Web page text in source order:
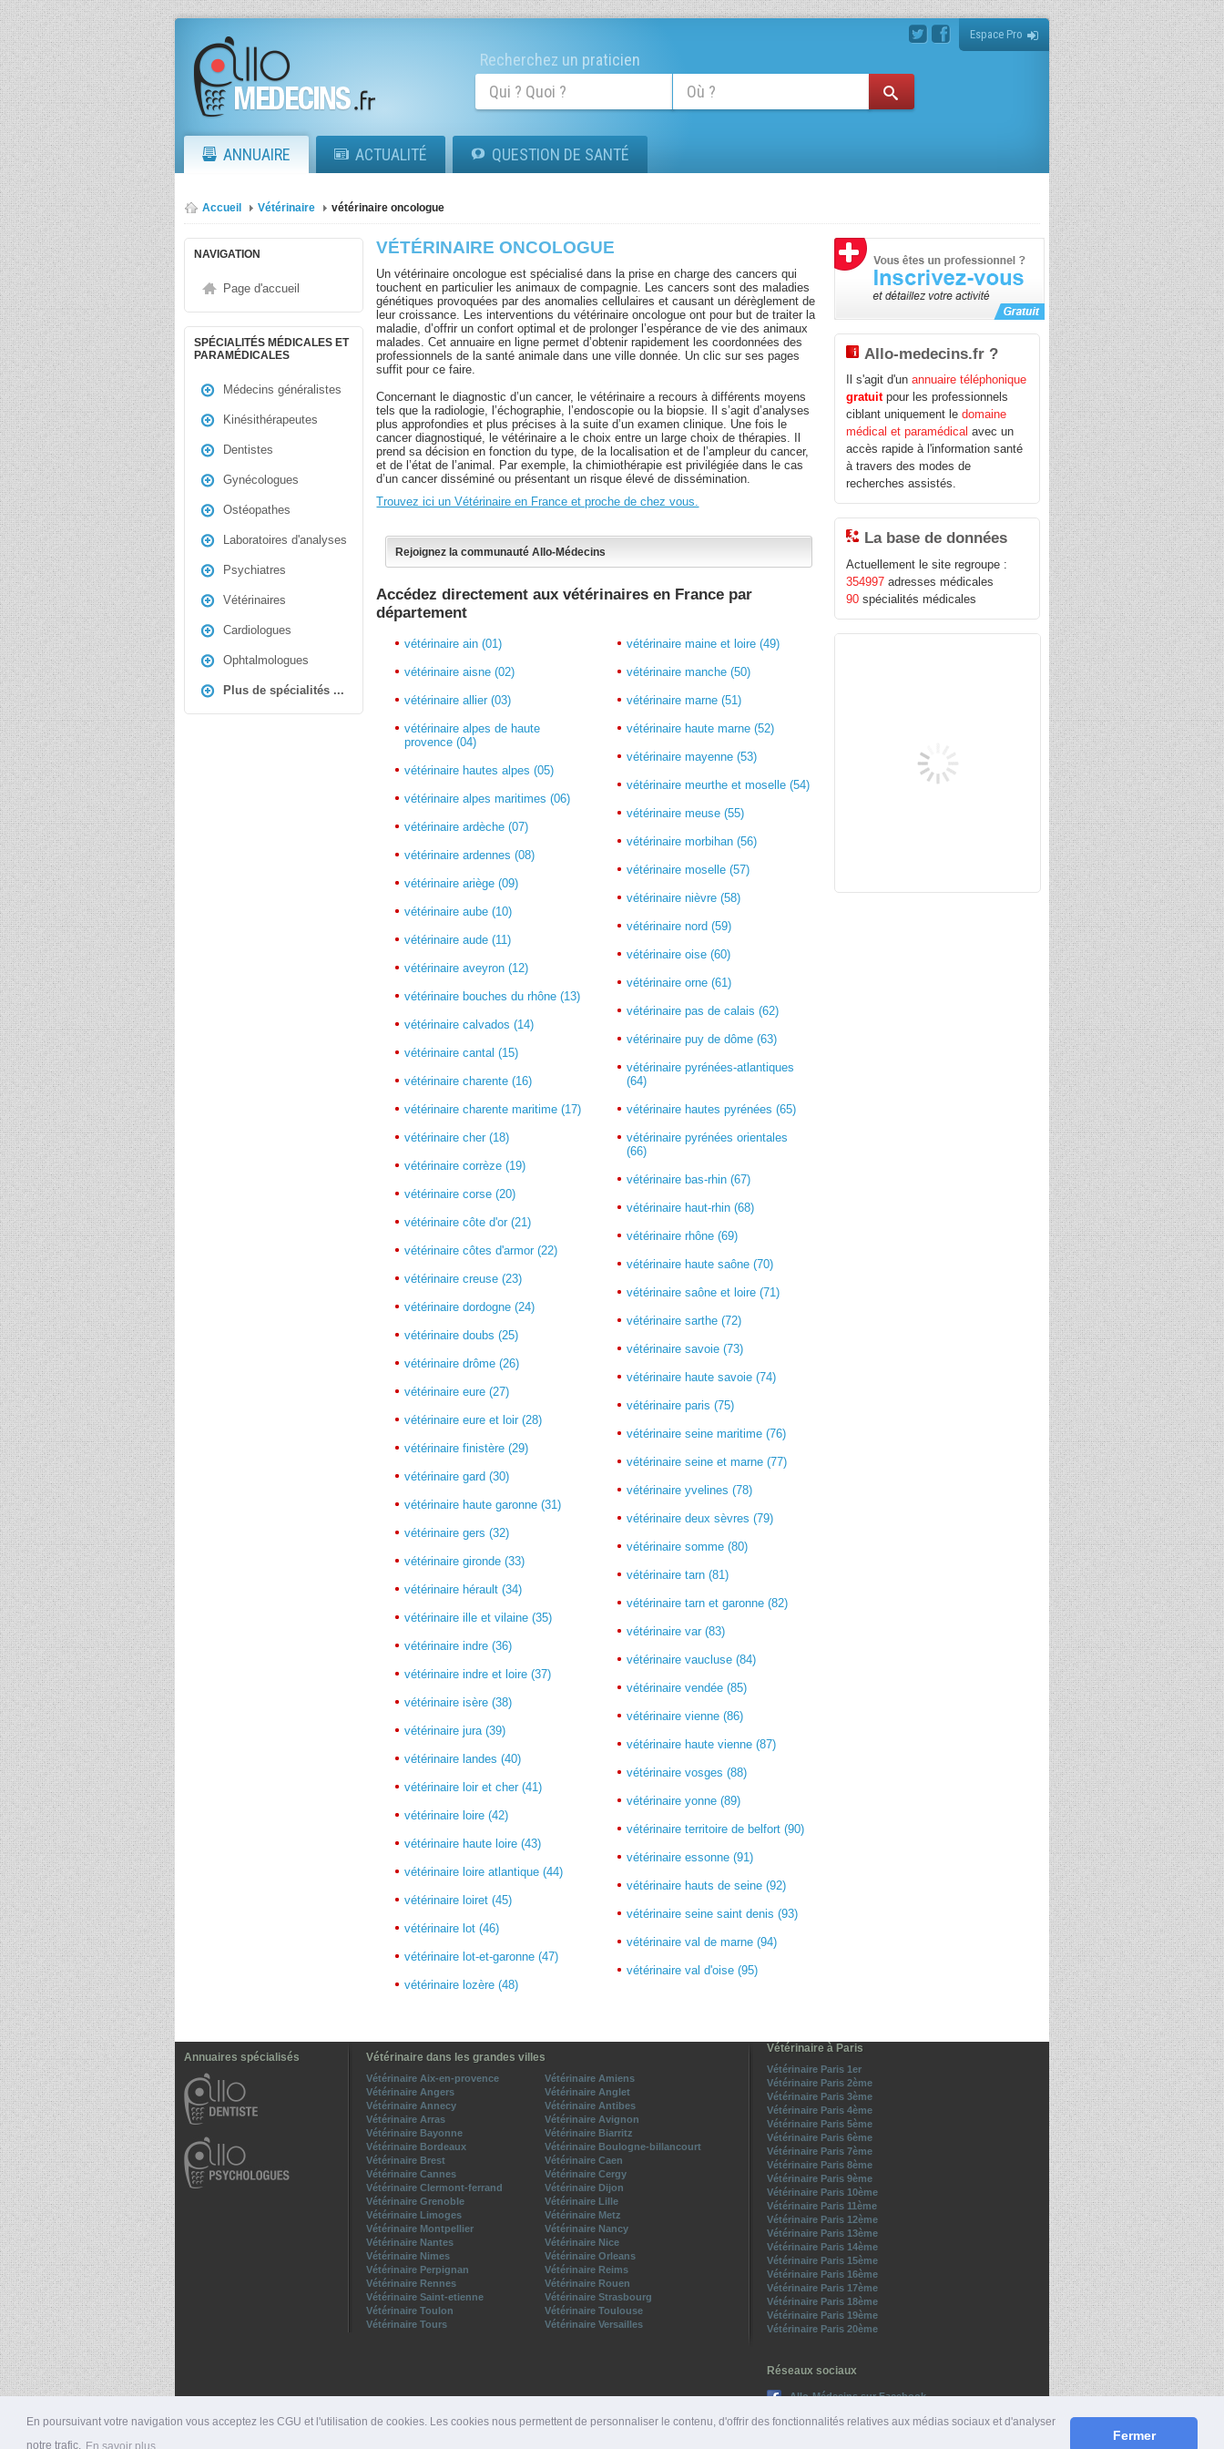
En poursuivant votre navigation vous acceptez les CGU et l'utilisation de cookies. Les cookies nous permettent de personnaliser le contenu, d'offrir des fonctionnalités relatives aux médias sociaux et d'analyser
notre trafic. En savoir plus
Fermer
Espace Pro
Recherchez un praticien
ANNUAIRE ACTUALITÉ QUESTION DE SANTÉ
Accueil Vétérinaire vétérinaire oncologue
NAVIGATION
Page d'accueil
SPÉCIALITÉS MÉDICALES ET
PARAMÉDICALES
Médecins généralistes
Kinésithérapeutes
Dentistes
Gynécologues
Ostéopathes
Laboratoires d'analyses
Psychiatres
Vétérinaires
Cardiologues
Ophtalmologues
Plus de spécialités ...
VÉTÉRINAIRE ONCOLOGUE
Un vétérinaire oncologue est spécialisé dans la prise en charge des cancers qui
touchent en particulier les animaux de compagnie. Les cancers sont des maladies
génétiques provoquées par des anomalies cellulaires et causant un dérèglement de
leur croissance. Les interventions du vétérinaire oncologue ont pour but de traiter la
maladie, d’offrir un confort optimal et de prolonger l’espérance de vie des animaux
malades. Cet annuaire en ligne permet d’obtenir rapidement les coordonnées des
professionnels de la santé animale dans une ville donnée. Un clic sur ses pages
suffit pour ce faire.
Concernant le diagnostic d’un cancer, le vétérinaire a recours à différents moyens
tels que la radiologie, l’échographie, l’endoscopie ou la biopsie. Il s’agit d’analyses
plus approfondies et plus précises à la suite d’un examen clinique. Une fois le
cancer diagnostiqué, le vétérinaire a le choix entre un large choix de thérapies. Il
prend sa décision en fonction du type, de la localisation et de l’ampleur du cancer,
et de l’état de l’animal. Par exemple, la chimiothérapie est privilégiée dans le cas
d’un cancer disséminé ou présentant un risque élevé de dissémination.
Trouvez ici un Vétérinaire en France et proche de chez vous.
Rejoignez la communauté Allo-Médecins
Accédez directement aux vétérinaires en France par
département
vétérinaire ain (01)
vétérinaire aisne (02)
vétérinaire allier (03)
vétérinaire alpes de haute
provence (04)
vétérinaire hautes alpes (05)
vétérinaire alpes maritimes (06)
vétérinaire ardèche (07)
vétérinaire ardennes (08)
vétérinaire ariège (09)
vétérinaire aube (10)
vétérinaire aude (11)
vétérinaire aveyron (12)
vétérinaire bouches du rhône (13)
vétérinaire calvados (14)
vétérinaire cantal (15)
vétérinaire charente (16)
vétérinaire charente maritime (17)
vétérinaire cher (18)
vétérinaire corrèze (19)
vétérinaire corse (20)
vétérinaire côte d'or (21)
vétérinaire côtes d'armor (22)
vétérinaire creuse (23)
vétérinaire dordogne (24)
vétérinaire doubs (25)
vétérinaire drôme (26)
vétérinaire eure (27)
vétérinaire eure et loir (28)
vétérinaire finistère (29)
vétérinaire gard (30)
vétérinaire haute garonne (31)
vétérinaire gers (32)
vétérinaire gironde (33)
vétérinaire hérault (34)
vétérinaire ille et vilaine (35)
vétérinaire indre (36)
vétérinaire indre et loire (37)
vétérinaire isère (38)
vétérinaire jura (39)
vétérinaire landes (40)
vétérinaire loir et cher (41)
vétérinaire loire (42)
vétérinaire haute loire (43)
vétérinaire loire atlantique (44)
vétérinaire loiret (45)
vétérinaire lot (46)
vétérinaire lot-et-garonne (47)
vétérinaire lozère (48)
vétérinaire maine et loire (49)
vétérinaire manche (50)
vétérinaire marne (51)
vétérinaire haute marne (52)
vétérinaire mayenne (53)
vétérinaire meurthe et moselle (54)
vétérinaire meuse (55)
vétérinaire morbihan (56)
vétérinaire moselle (57)
vétérinaire nièvre (58)
vétérinaire nord (59)
vétérinaire oise (60)
vétérinaire orne (61)
vétérinaire pas de calais (62)
vétérinaire puy de dôme (63)
vétérinaire pyrénées-atlantiques
(64)
vétérinaire hautes pyrénées (65)
vétérinaire pyrénées orientales
(66)
vétérinaire bas-rhin (67)
vétérinaire haut-rhin (68)
vétérinaire rhône (69)
vétérinaire haute saône (70)
vétérinaire saône et loire (71)
vétérinaire sarthe (72)
vétérinaire savoie (73)
vétérinaire haute savoie (74)
vétérinaire paris (75)
vétérinaire seine maritime (76)
vétérinaire seine et marne (77)
vétérinaire yvelines (78)
vétérinaire deux sèvres (79)
vétérinaire somme (80)
vétérinaire tarn (81)
vétérinaire tarn et garonne (82)
vétérinaire var (83)
vétérinaire vaucluse (84)
vétérinaire vendée (85)
vétérinaire vienne (86)
vétérinaire haute vienne (87)
vétérinaire vosges (88)
vétérinaire yonne (89)
vétérinaire territoire de belfort (90)
vétérinaire essonne (91)
vétérinaire hauts de seine (92)
vétérinaire seine saint denis (93)
vétérinaire val de marne (94)
vétérinaire val d'oise (95)
Allo-medecins.fr ?
Il s'agit d'unannuaire téléphonique
gratuitpour les professionnels
ciblant uniquement ledomaine
médical et paramédical avec un
accès rapide à l'information santé
à travers des modes de
recherches assistés.
La base de données
Actuellement le site regroupe :
354997 adresses médicales
90 spécialités médicales
Annuaires spécialisés Vétérinaire dans les grandes villes
Vétérinaire Aix-en-provence
Vétérinaire Amiens
Vétérinaire Angers
Vétérinaire Anglet
Vétérinaire Annecy
Vétérinaire Antibes
Vétérinaire Arras
Vétérinaire Avignon
Vétérinaire Bayonne
Vétérinaire Biarritz
Vétérinaire Bordeaux
Vétérinaire Boulogne-billancourt
Vétérinaire Brest
Vétérinaire Caen
Vétérinaire Cannes
Vétérinaire Cergy
Vétérinaire Clermont-ferrand
Vétérinaire Dijon
Vétérinaire Grenoble
Vétérinaire Lille
Vétérinaire Limoges
Vétérinaire Metz
Vétérinaire Montpellier
Vétérinaire Nancy
Vétérinaire Nantes
Vétérinaire Nice
Vétérinaire Nimes
Vétérinaire Orleans
Vétérinaire Perpignan
Vétérinaire Reims
Vétérinaire Rennes
Vétérinaire Rouen
Vétérinaire Saint-etienne
Vétérinaire Strasbourg
Vétérinaire Toulon
Vétérinaire Toulouse
Vétérinaire Tours
Vétérinaire Versailles
Vétérinaire à Paris
Vétérinaire Paris 1er
Vétérinaire Paris 2ème
Vétérinaire Paris 3ème
Vétérinaire Paris 4ème
Vétérinaire Paris 5ème
Vétérinaire Paris 6ème
Vétérinaire Paris 7ème
Vétérinaire Paris 8ème
Vétérinaire Paris 9ème
Vétérinaire Paris 10ème
Vétérinaire Paris 11ème
Vétérinaire Paris 12ème
Vétérinaire Paris 13ème
Vétérinaire Paris 14ème
Vétérinaire Paris 15ème
Vétérinaire Paris 16ème
Vétérinaire Paris 17ème
Vétérinaire Paris 18ème
Vétérinaire Paris 19ème
Vétérinaire Paris 20ème
Réseaux sociaux
Allo-Médecins sur Facebook
Suivez-nous sur Twitter